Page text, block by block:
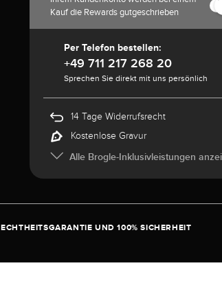
Kauf die Rewards gutgeschrieben
Per Telefon bestellen:
+49 711 217 268 20
Sprechen Sie direkt mit uns persönlich
14 Tage Widerrufsrecht
Kostenlose Gravur
Alle Brogle-Inklusivleistungen
ECHTHEITSGARANTIE UND 100% SICHERHEIT